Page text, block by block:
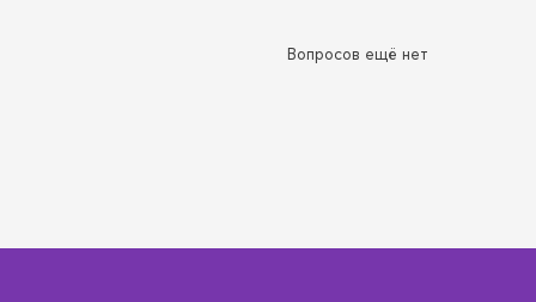
Вопросов ещё нет